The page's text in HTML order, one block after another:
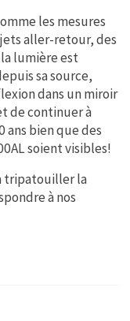
les mesures
aller-retour, des
lumière est
sa source,
dans un miroir
de continuer à
ans bien que des
soient visibles!
tripatouiller la
à nos